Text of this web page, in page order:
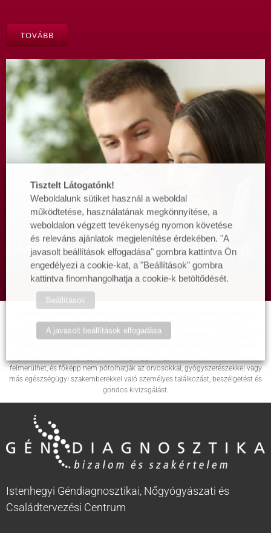
TOVÁBB
Meddőségi diagnosztikai vizsgálatok
árakért, a szolgáltatások és csomagok pontos tartalmáért érdeklődjön
személyesen intézményünkben! Felhívjuk továbbá a figyelmét, hogy anyagaink
felmerülhet, és főképp nem pótolhatják az orvosokkal, gyógyszerészekkel vagy
más egészségügyi szakemberekkel való személyes találkozást, beszélgetést és
gondos kivizsgálást.
Istenhegyi Géndiagnosztikai, Nőgyógyászati és
Családtervezési Centrum
Tisztelt Látogatónk!
Weboldalunk sütiket használ a weboldal
működtetése, használatának megkönnyítése, a
weboldalon végzett tevékenység nyomon követése
és releváns ajánlatok megjelenítése érdekében. "A
javasolt beállítások elfogadása" gombra kattintva Ön
engedélyezi a cookie-kat, a "Beállítások" gombra
kattintva finomhangolhatja a cookie-k betöltődését.
Beállítások
A javasolt beállítások elfogadása